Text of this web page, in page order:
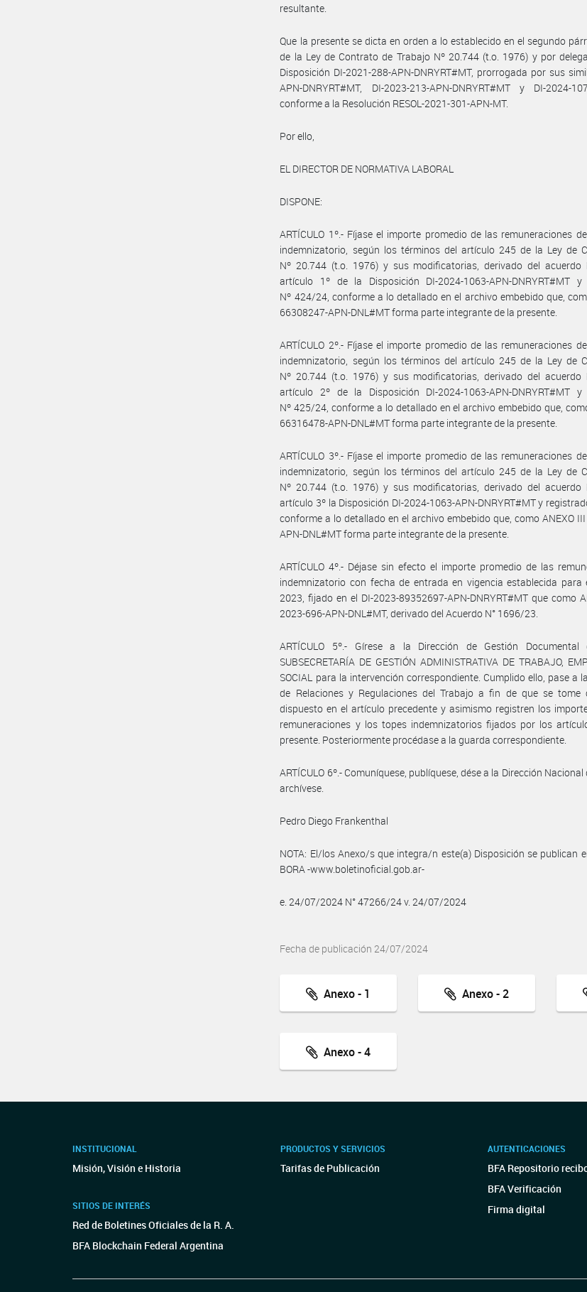
resultante.
Que la presente se dicta en orden a lo establecido en el segundo
de la Ley de Contrato de Trabajo Nº 20.744 (t.o. 1976) y por
Disposición DI-2021-288-APN-DNRYRT#MT, prorrogada por sus
APN-DNRYRT#MT, DI-2023-213-APN-DNRYRT#MT y DI-2024-
conforme a la Resolución RESOL-2021-301-APN-MT.
Por ello,
EL DIRECTOR DE NORMATIVA LABORAL
DISPONE:
ARTÍCULO 1º.- Fíjase el importe promedio de las remuneraciones
indemnizatorio, según los términos del artículo 245 de la Ley de
Nº 20.744 (t.o. 1976) y sus modificatorias, derivado del acuerdo
artículo 1º de la Disposición DI-2024-1063-APN-DNRYRT#MT
Nº 424/24, conforme a lo detallado en el archivo embebido que,
66308247-APN-DNL#MT forma parte integrante de la presente.
ARTÍCULO 2º.- Fíjase el importe promedio de las remuneraciones
indemnizatorio, según los términos del artículo 245 de la Ley de
Nº 20.744 (t.o. 1976) y sus modificatorias, derivado del acuerdo
artículo 2º de la Disposición DI-2024-1063-APN-DNRYRT#MT
Nº 425/24, conforme a lo detallado en el archivo embebido que,
66316478-APN-DNL#MT forma parte integrante de la presente.
ARTÍCULO 3º.- Fíjase el importe promedio de las remuneraciones
indemnizatorio, según los términos del artículo 245 de la Ley de
Nº 20.744 (t.o. 1976) y sus modificatorias, derivado del acuerdo
artículo 3º la Disposición DI-2024-1063-APN-DNRYRT#MT y
conforme a lo detallado en el archivo embebido que, como ANEXO
APN-DNL#MT forma parte integrante de la presente.
ARTÍCULO 4º.- Déjase sin efecto el importe promedio de las
indemnizatorio con fecha de entrada en vigencia establecida para
2023, fijado en el DI-2023-89352697-APN-DNRYRT#MT que como
2023-696-APN-DNL#MT, derivado del Acuerdo N° 1696/23.
ARTÍCULO 5º.- Gírese a la Dirección de Gestión Documental
SUBSECRETARÍA DE GESTIÓN ADMINISTRATIVA DE TRABAJO,
SOCIAL para la intervención correspondiente. Cumplido ello, pase a
de Relaciones y Regulaciones del Trabajo a fin de que se tome
dispuesto en el artículo precedente y asimismo registren los
remuneraciones y los topes indemnizatorios fijados por los
presente. Posteriormente procédase a la guarda correspondiente.
ARTÍCULO 6º.- Comuníquese, publíquese, dése a la Dirección
archívese.
Pedro Diego Frankenthal
NOTA: El/los Anexo/s que integra/n este(a) Disposición se publican
BORA -www.boletinoficial.gob.ar-
e. 24/07/2024 N° 47266/24 v. 24/07/2024
Fecha de publicación 24/07/2024
Anexo - 1 Anexo - 2
Anexo - 4
INSTITUCIONAL
Misión, Visión e Historia
SITIOS DE INTERÉS
Red de Boletines Oficiales de la R. A.
BFA Blockchain Federal Argentina
PRODUCTOS Y SERVICIOS
Tarifas de Publicación
AUTENTICACIONES
BFA Repositorio
BFA Verificación
Firma digital